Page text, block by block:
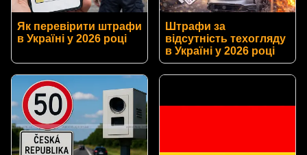
Як перевірити штрафи
в Україні у 2026 році
Штрафи за
відсутність техогляду
в Україні у 2026 році